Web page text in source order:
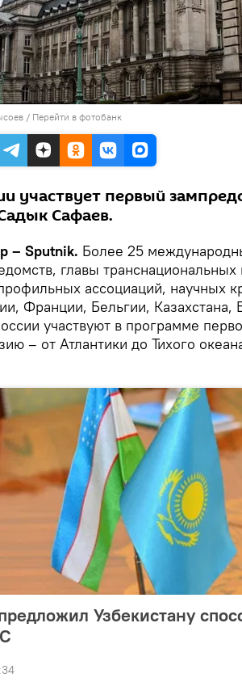
/ Перейти в фотобанк
участвует первый
Сафаев.
– Sputnik. Более 25
главы транснациональных
ассоциаций, научных
Франции, Бельгии, Казахстана,
участвуют в программе
– от Атлантики до Тихого
Узбекистану